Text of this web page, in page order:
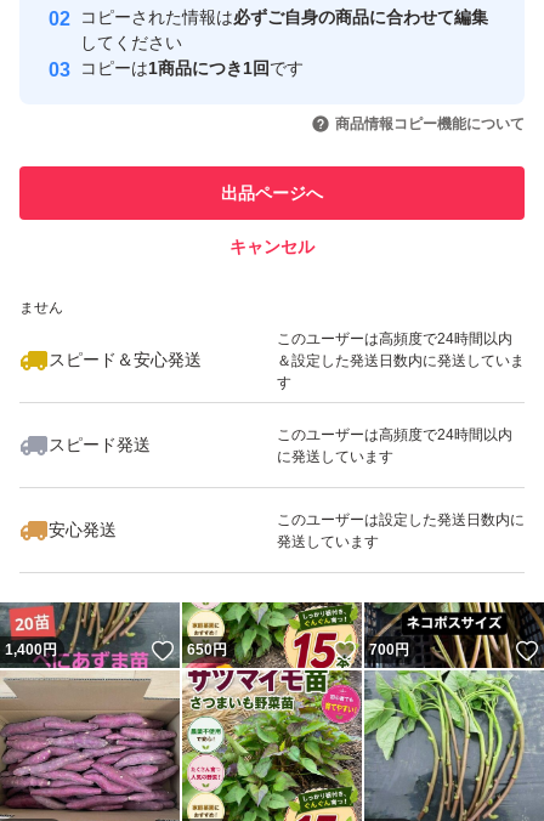
取引実績
引を完了させた実績があります
での取引実績があります
ません
スピード＆安心発送
このユーザーは高頻度で24時間以内
＆設定した発送日数内に発送していま
す
スピード発送
このユーザーは高頻度で24時間以内
に発送しています
安心発送
このユーザーは設定した発送日数内に
発送しています
コピーされた情報は必ずご自身の商品に合わせて編集
してください
コピーは1商品につき1回です
商品情報コピー機能について
出品ページへ
キャンセル
いいね！
2,780
1,400円 いいね！
650円 いいね！
700円